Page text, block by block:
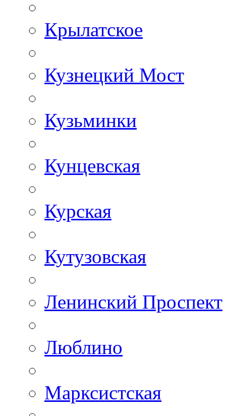
Крылатское
Кузнецкий Мост
Кузьминки
Кунцевская
Курская
Кутузовская
Ленинский Проспект
Люблино
Марксистская